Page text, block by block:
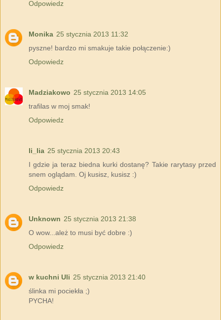
Odpowiedz
Monika 25 stycznia 2013 11:32
pyszne! bardzo mi smakuje takie połączenie:)
Odpowiedz
Madziakowo 25 stycznia 2013 14:05
trafilas w moj smak!
Odpowiedz
li_lia 25 stycznia 2013 20:43
I gdzie ja teraz biedna kurki dostanę? Takie rarytasy przed
snem oglądam. Oj kusisz, kusisz :)
Odpowiedz
Unknown 25 stycznia 2013 21:38
O wow...ależ to musi być dobre :)
Odpowiedz
w kuchni Uli 25 stycznia 2013 21:40
ślinka mi pociekła ;)
PYCHA!